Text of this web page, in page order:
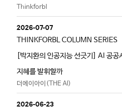
Thinkforbl
2026-07-07
THINKFORBL COLUMN SERIES
[박지환의 인공지능 선긋기] AI 공공
지혜를 발휘할까
더에이아이(THE AI)
2026-06-23